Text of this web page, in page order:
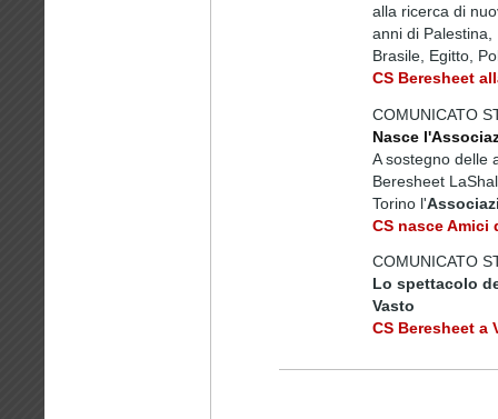
alla ricerca di
anni di
Brasile, Egitto,
CS Beresheet
COMUNICATO
Nasce
A sostegno delle
Beresheet
Torino l'
CS nasce Amici
COMUNICATO
Lo spettacolo
Vasto
CS Beresheet a